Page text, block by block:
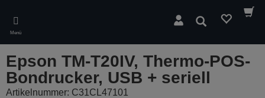
main
content
Menü
Suchen
Epson TM-T20IV, Thermo-POS-
Bondrucker, USB + seriell
Artikelnummer: C31CL47101